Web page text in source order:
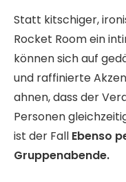
Statt kitschiger,
Rocket Room ein
können sich auf
und raffinierte
ahnen, dass der
Personen
ist der Fall Ebenso
Gruppenabende.